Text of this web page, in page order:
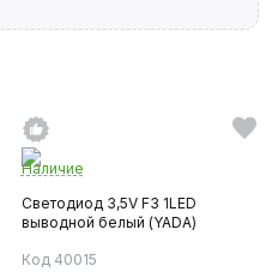
Наличие
Светодиод 3,5V F3 1LED
выводной белый (YADA)
Код 40015